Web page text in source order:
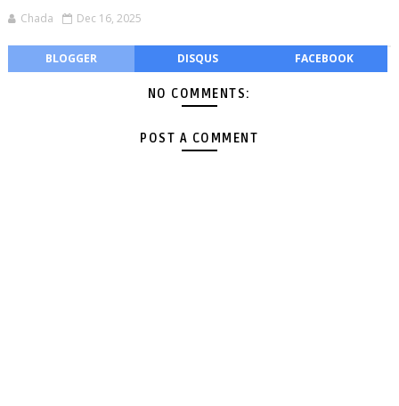
Chada Dec 16, 2025
BLOGGER DISQUS FACEBOOK
NO COMMENTS:
POST A COMMENT